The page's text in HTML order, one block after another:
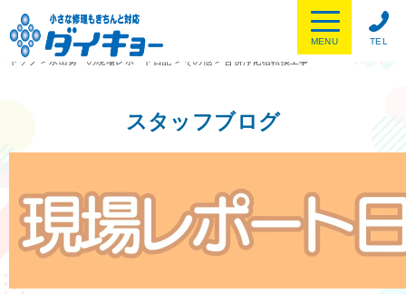
TEL
MENU
トップ
> 水出勇一の現場レポート日記 > その他 > 合併浄化槽転換工事
スタッフブログ